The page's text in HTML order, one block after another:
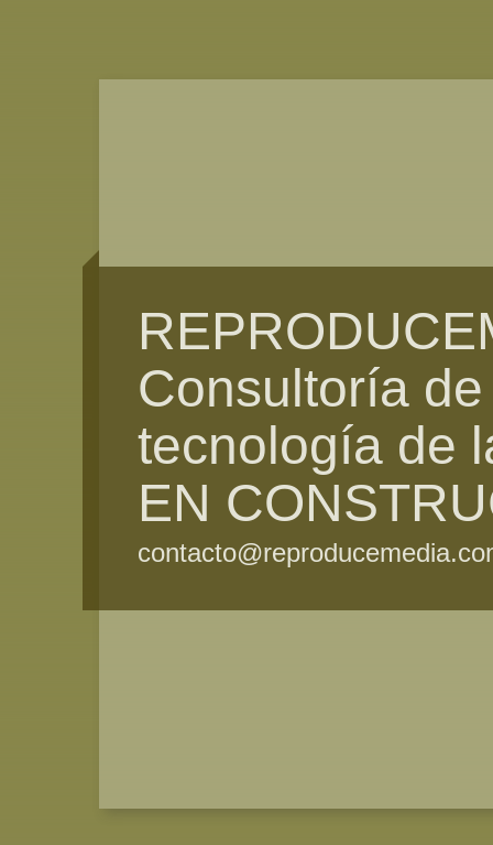
Consultoría
tecnología de
EN